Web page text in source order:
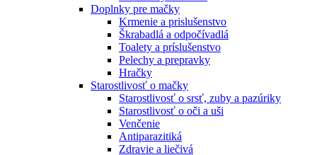
Doplnky pre mačky
Krmenie a prislušenstvo
Škrabadlá a odpočívadlá
Toalety а príslušenstvo
Pelechy a prepravky
Hračky
Starostlivosť o mačky
Starostlivosť o srsť, zuby a pazúriky
Starostlivosť o oči a uši
Venčenie
Antiparazitiká
Zdravie a liečivá